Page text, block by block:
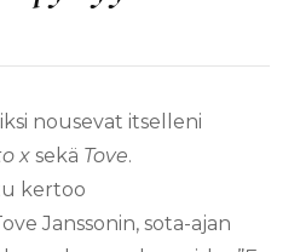
nousevat itselleni
x sekä Tove.
kertoo
Janssonin, sota-ajan